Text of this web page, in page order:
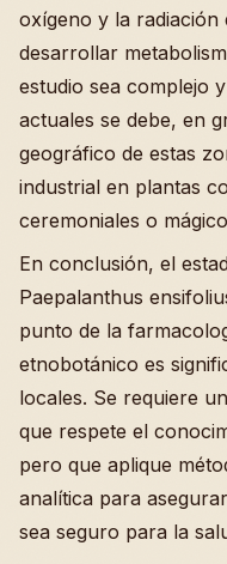
oxígeno y la radiación
desarrollar
estudio sea complejo
actuales se debe, en
geográfico de estas
industrial en plantas
ceremoniales o
En conclusión, el
Paepalanthus
punto de la
etnobotánico es
locales. Se requiere
que respete el
pero que aplique
analítica para
sea seguro para la